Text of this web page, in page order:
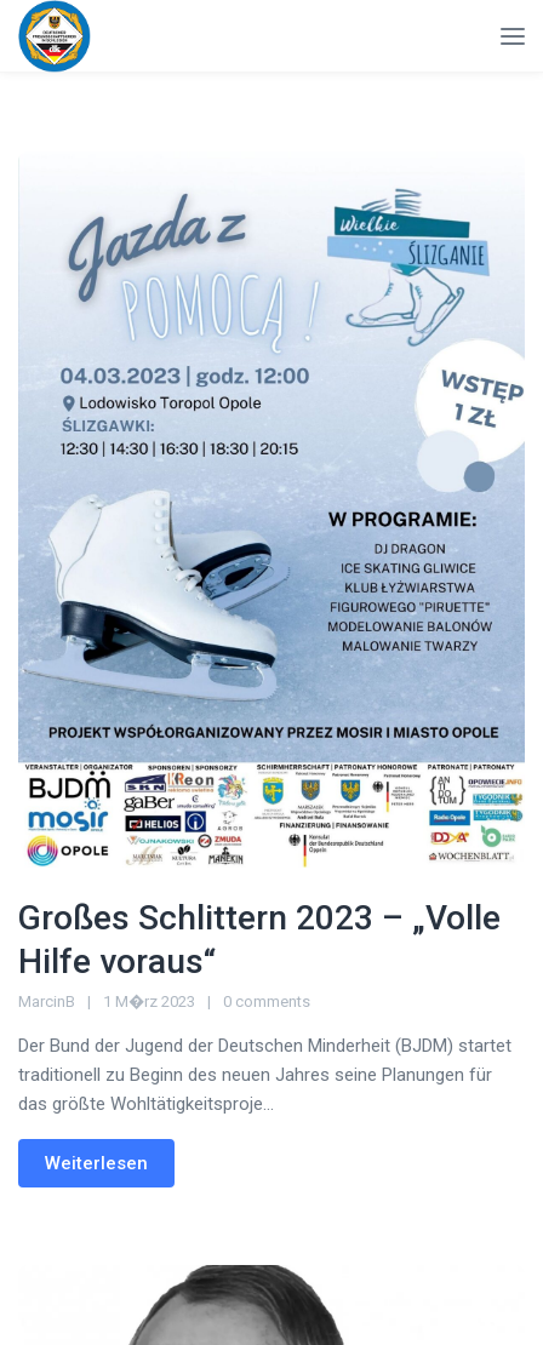
Großes Schlittern 2023 – „Volle
Hilfe voraus“
MarcinB 1 M�rz 2023 0 comments
Der Bund der Jugend der Deutschen Minderheit (BJDM) startet
traditionell zu Beginn des neuen Jahres seine Planungen für
das größte Wohltätigkeitsproje...
Weiterlesen